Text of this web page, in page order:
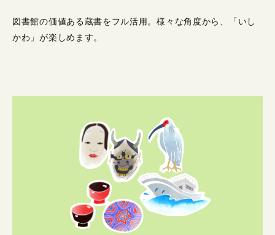
図書館の価値ある蔵書をフル活用。様々な角度から、「いし
かわ」が楽しめます。